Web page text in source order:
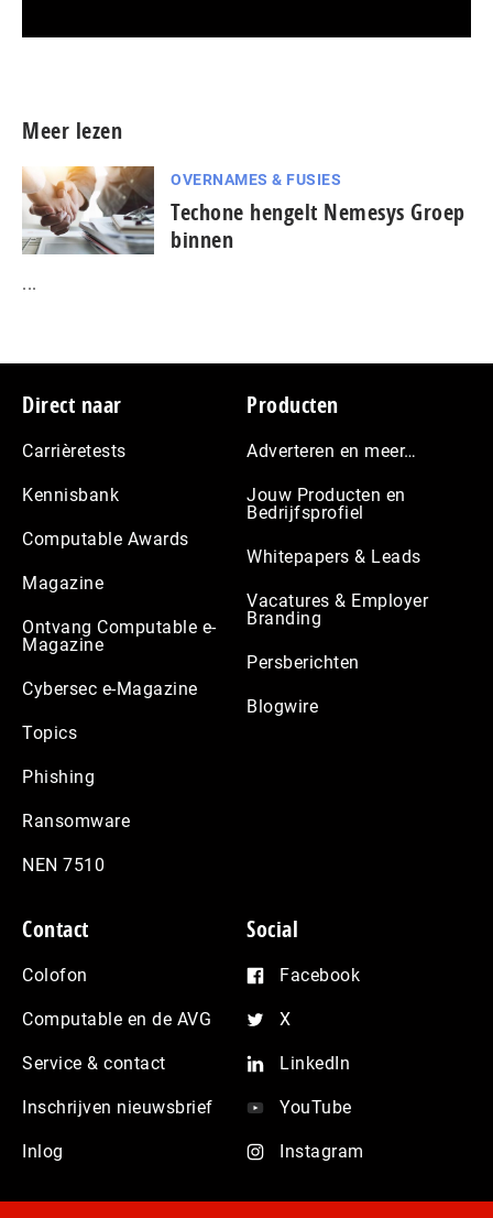
Meer lezen
OVERNAMES & FUSIES
Techone hengelt Nemesys Groep
binnen
...
Footer
Direct naar
Carrièretests
Kennisbank
Computable Awards
Magazine
Ontvang Computable e-
Magazine
Cybersec e-Magazine
Topics
Phishing
Ransomware
NEN 7510
Producten
Adverteren en meer…
Jouw Producten en
Bedrijfsprofiel
Whitepapers & Leads
Vacatures & Employer
Branding
Persberichten
Blogwire
Contact
Colofon
Computable en de AVG
Service & contact
Inschrijven nieuwsbrief
Inlog
Social
Facebook
X
LinkedIn
YouTube
Instagram